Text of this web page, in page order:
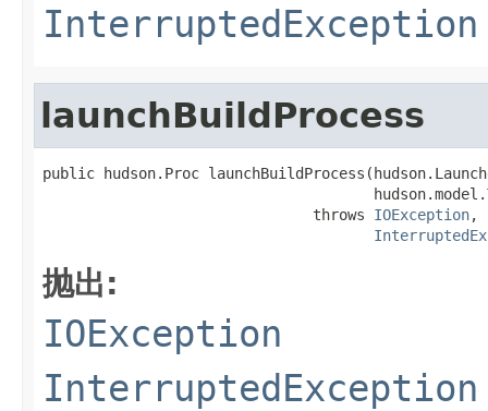
InterruptedException
launchBuildProcess
public hudson.Proc
                               throws
IOException,
抛出:
IOException
InterruptedException